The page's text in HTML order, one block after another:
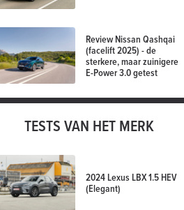
Review Nissan Qashqai
(facelift 2025) - de
sterkere, maar zuinigere
E-Power 3.0 getest
TESTS VAN HET MERK
2024 Lexus LBX 1.5 HEV
(Elegant)